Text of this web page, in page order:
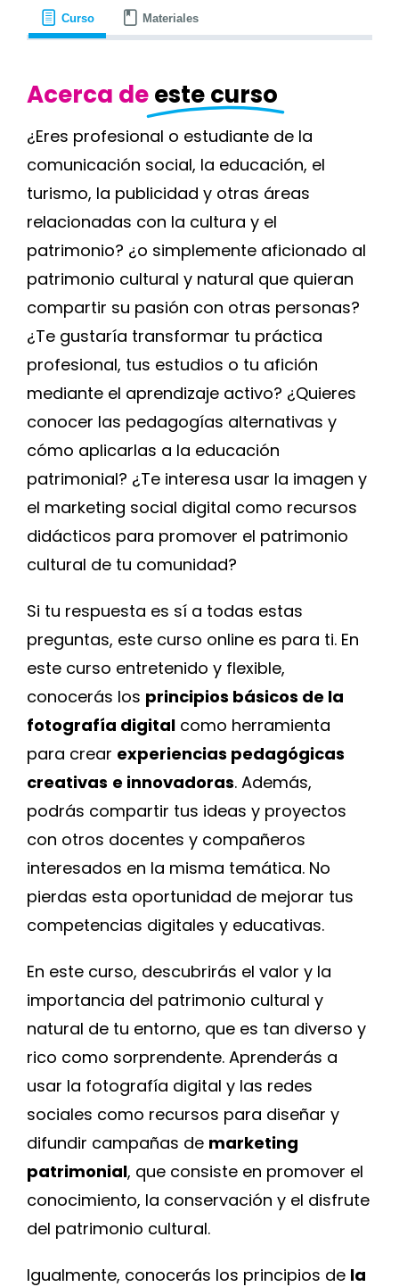
Blog
Contacto
Curso Materiales
Acerca deeste curso
¿Eres profesional o estudiante de la
comunicación social, la educación, el
turismo, la publicidad y otras áreas
relacionadas con la cultura y el
patrimonio? ¿o simplemente aficionado al
patrimonio cultural y natural que quieran
compartir su pasión con otras personas?
¿Te gustaría transformar tu práctica
profesional, tus estudios o tu afición
mediante el aprendizaje activo? ¿Quieres
conocer las pedagogías alternativas y
cómo aplicarlas a la educación
patrimonial? ¿Te interesa usar la imagen y
el marketing social digital como recursos
didácticos para promover el patrimonio
cultural de tu comunidad?
Si tu respuesta es sí a todas estas
preguntas, este curso online es para ti. En
este curso entretenido y flexible,
conocerás los principios básicos de la
fotografía digital como herramienta
para crear experiencias pedagógicas
creativas e innovadoras. Además,
podrás compartir tus ideas y proyectos
con otros docentes y compañeros
interesados en la misma temática. No
pierdas esta oportunidad de mejorar tus
competencias digitales y educativas.
En este curso, descubrirás el valor y la
importancia del patrimonio cultural y
natural de tu entorno, que es tan diverso y
rico como sorprendente. Aprenderás a
usar la fotografía digital y las redes
sociales como recursos para diseñar y
difundir campañas de marketing
patrimonial, que consiste en promover el
conocimiento, la conservación y el disfrute
del patrimonio cultural.
Igualmente, conocerás los principios de la